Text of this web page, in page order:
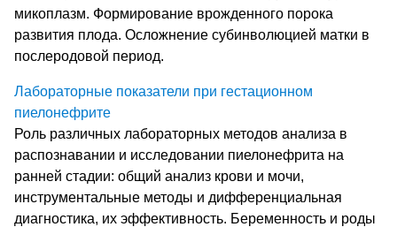
микоплазм. Формирование врожденного порока
развития плода. Осложнение субинволюцией матки в
послеродовой период.
Лабораторные показатели при гестационном
пиелонефрите
Роль различных лабораторных методов анализа в
распознавании и исследовании пиелонефрита на
ранней стадии: общий анализ крови и мочи,
инструментальные методы и дифференциальная
диагностика, их эффективность. Беременность и роды